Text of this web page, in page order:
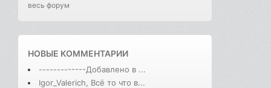
весь форум
НОВЫЕ КОММЕНТАРИИ
-------------Добавлено в ...
Igor_Valerich, Всё то что в...